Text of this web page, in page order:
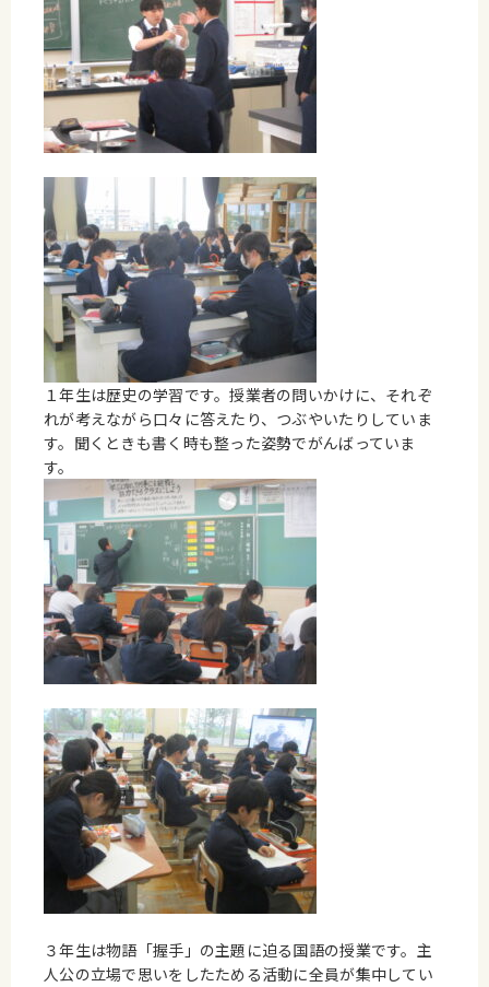
１年生は歴史の学習です。授業者の問いかけに、それぞ
れが考えながら口々に答えたり、つぶやいたりしていま
す。聞くときも書く時も整った姿勢でがんばっていま
す。
３年生は物語「握手」の主題に迫る国語の授業です。主
人公の立場で思いをしたためる活動に全員が集中してい